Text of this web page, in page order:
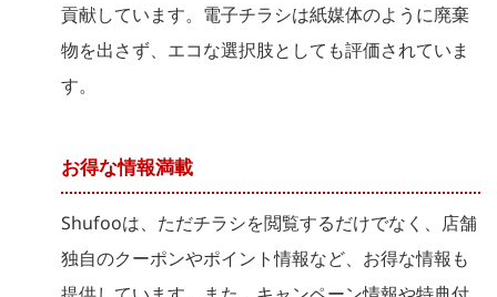
貢献しています。電子チラシは紙媒体のように廃棄
物を出さず、エコな選択肢としても評価されていま
す。
お得な情報満載
Shufooは、ただチラシを閲覧するだけでなく、店舗
独自のクーポンやポイント情報など、お得な情報も